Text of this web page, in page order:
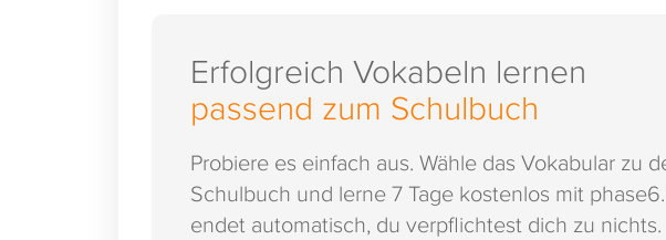
Erfolgreich Vokabeln lernen
passend zum Schulbuch
Probiere es einfach aus. Wähle das Vokabular zu
Schulbuch und lerne 7 Tage kostenlos mit
endet automatisch, du verpflichtest dich zu nichts.